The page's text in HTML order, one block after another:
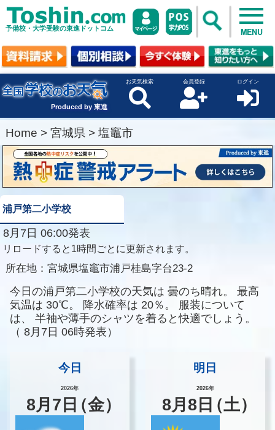
予備校・大学受験の東進ドットコム MENU
Produced by 東進
お天気検索 会員登録 ログイン
Home > 宮城県 > 塩竈市
浦戸第二小学校
8月7日 06:00発表
リロードすると1時間ごとに更新されます。
所在地： 宮城県塩竈市浦戸桂島字台23-2
今日の浦戸第二小学校の天気は 曇のち晴れ。
最高
気温は 30℃。 降水確率は 20％。
服装について
は、
半袖や薄手のシャツを着ると快適でしょう。
（ 8月7日 06時発表）
今日
2026年
8月 7 日（金）
明日
2026年
8月8 日（土）